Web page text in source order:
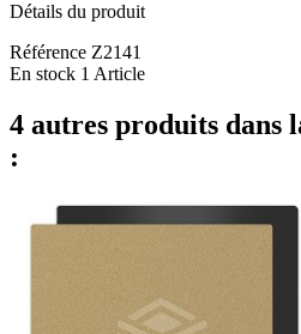
Détails du produit
Référence Z2141
En stock 1 Article
4 autres produits dans
: